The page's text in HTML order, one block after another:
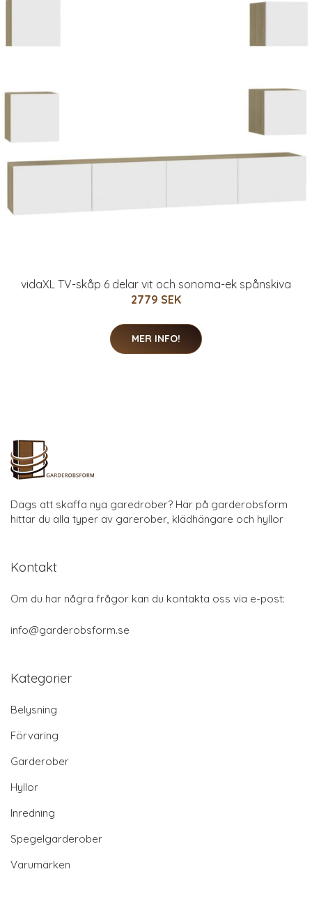
vidaXL TV-skåp 6 delar vit och sonoma-ek spånskiva
2779 SEK
MER INFO!
Dags att skaffa nya garedrober? Här på garderobsform
hittar du alla typer av garerober, klädhängare och hyllor
Kontakt
Om du har några frågor kan du kontakta oss via e-post:
info@garderobsform.se
Kategorier
Belysning
Förvaring
Garderober
Hyllor
Inredning
Spegelgarderober
Varumärken